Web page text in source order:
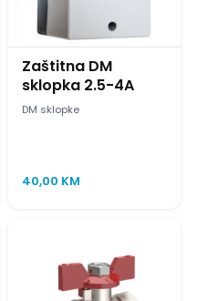
Zaštitna DM
sklopka 2.5-4A
DM sklopke
40,00 KM